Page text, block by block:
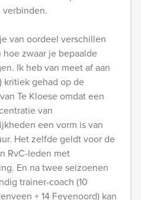
verbinden.
van oordeel verschillen
hoe zwaar je bepaalde
Ik heb van meet af aan
kritiek gehad op de
Te Kloese omdat een
van
een vorm is van
Het zelfde geldt voor de
RvC-leden met
En na twee seizoenen
trainer-coach (10
+ 14 Feyenoord) kan